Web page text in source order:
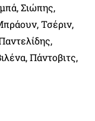
Σιώπης,
Τσέριν,
Πάντοβιτς,